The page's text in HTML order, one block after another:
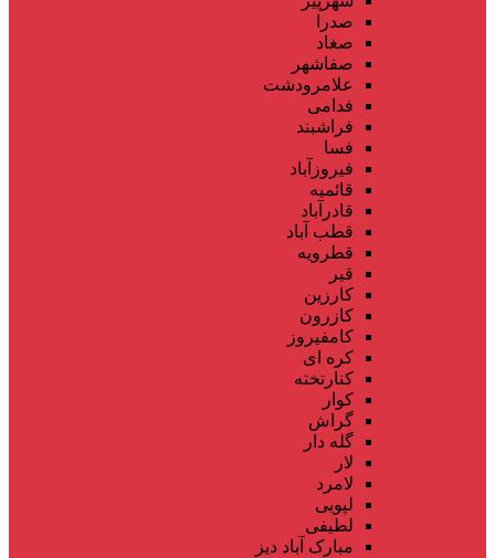
صدرا
صغاد
صفاشهر
علامرودشت
فدامی
فراشبند
فسا
فیروزآباد
قائمیه
قادرآباد
قطب آباد
قطرویه
قیر
کارزین
کازرون
کامفیروز
کره ای
کنارتخته
کوار
گراش
گله دار
لار
لامرد
لپویی
لطیفی
مبارک آباد دیز